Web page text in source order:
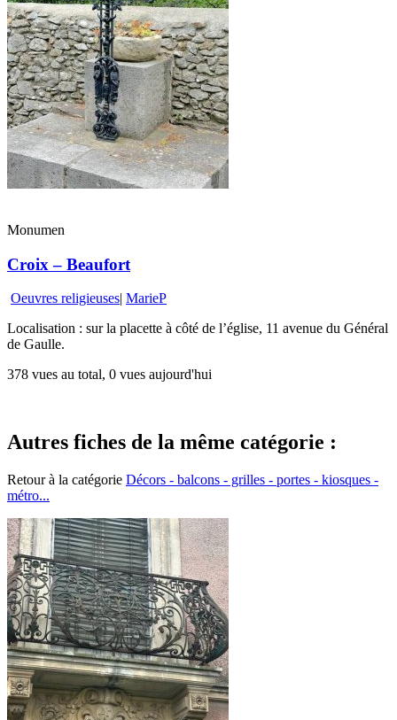
Monumen
Croix – Beaufort
Oeuvres religieuses| MarieP
Localisation : sur la placette à côté de l’église, 11 avenue du Général
de Gaulle.
378 vues au total, 0 vues aujourd'hui
Autres fiches de la même catégorie :
Retour à la catégorie Décors - balcons - grilles - portes - kiosques -
métro...